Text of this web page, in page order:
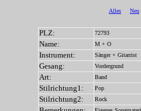
Alles Neu
PLZ: 72793
Name: M + O
Instrument: Sänger + Gitarrist
Gesang: Vordergrund
Art: Band
Stilrichtung1: Pop
Stilrichtung2: Rock